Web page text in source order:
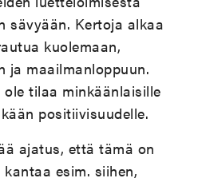
sävyään. Kertoja alkaa
kuolemaan,
ja maailmanloppuun.
tilaa minkäänlaisille
positiivisuudelle.
ajatus, että tämä on
esim. siihen,